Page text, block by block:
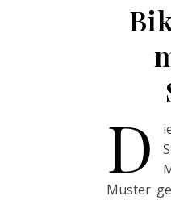
D
Muster